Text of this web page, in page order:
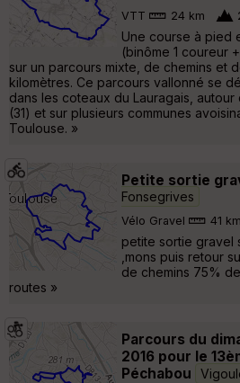
VTT 24 km
Une course à pied
(binôme 1 coureur
sur un parcours mixte, de chemins et
kilomètres. Ce parcours vallonné se
dans les coteaux du Lauragais,
(31) et sur plusieurs communes
Toulouse. »
Petite sortie
Fonsegrives
Vélo Gravel 41
petite sortie gravel
,mons puis retour
de chemins 75%
routes »
Parcours du
2016 pour le
Péchabou